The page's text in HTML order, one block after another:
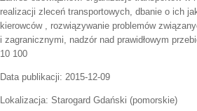
realizacji zleceń transportowych, dbanie o ich
kierowców , rozwiązywanie problemów
i zagranicznymi, nadzór nad prawidłowym
10 100
Data publikacji: 2015-12-09
Lokalizacja: Starogard Gdański (pomorskie)